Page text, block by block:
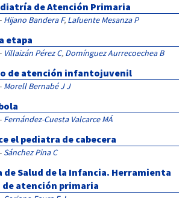
de Atención Primaria
Hijano Bandera F, Lafuente Mesanza P
etapa
Villaizán Pérez C, Domínguez Aurrecoechea B
de atención infantojuvenil
Morell Bernabé J J
Fernández-Cuesta Valcarce MÁ
el pediatra de cabecera
Sánchez Pina C
de Salud de la Infancia. Herramienta
de atención primaria